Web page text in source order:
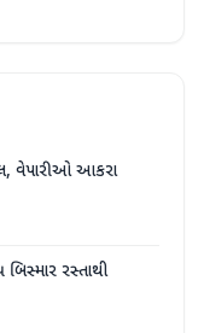
વેપારીઓ આકરા
રસ્તાથી